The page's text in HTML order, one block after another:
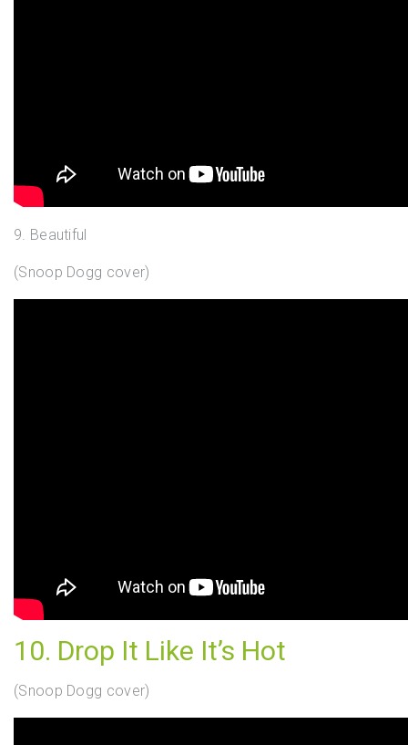
9. Beautiful
(Snoop Dogg cover)
10. Drop It Like It’s Hot
(Snoop Dogg cover)